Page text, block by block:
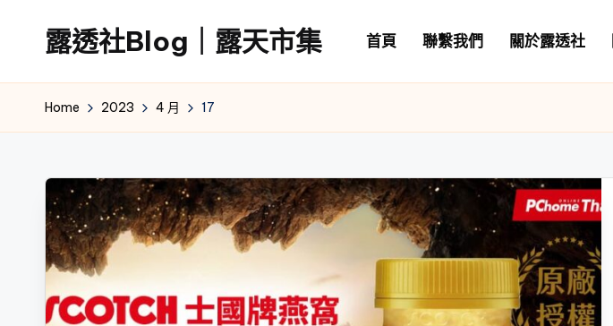
content
露透社Blog｜露天市集
透
社
｜
露
天
市
首頁 聯繫我們 關於露透社
Home 2023 4 月 17